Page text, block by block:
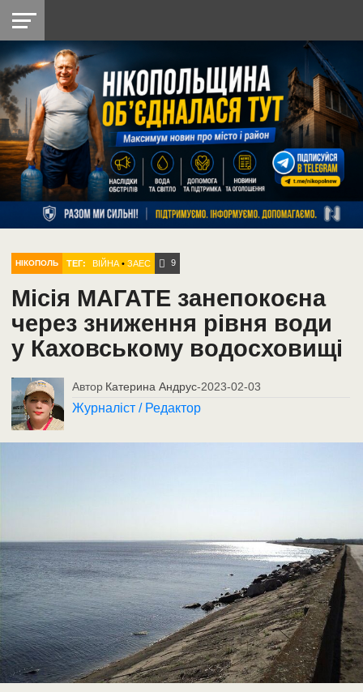
НІКОПОЛЬ
РАЙОН
СІЧЕСЛАВСЬКА
УКРАЇНА
РЕТРО
НІКОПОЛЬ
ЛАЙТ
УКРАЇНА
ДОПОМОГА
РАДІО
НІКОПОЛЬ ТЕГ: ВІЙНА •ЗАЕС 9
Місія МАГАТЕ занепокоєна
через зниження рівня води
у Каховському водосховищі
Автор Катерина Андрус-2023-02-03
Журналіст / Редактор